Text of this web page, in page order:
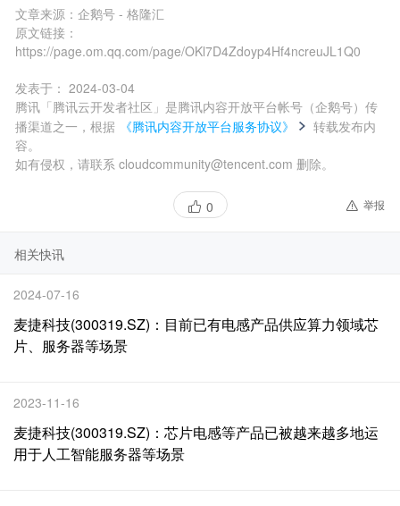
文章来源： 企鹅号 - 格隆汇
原文链接：
https://page.om.qq.com/page/OKl7D4Zdoyp4Hf4ncreuJL1Q0
发表于： 2024-03-04
腾讯「腾讯云开发者社区」是腾讯内容开放平台帐号（企鹅号）传
播渠道之一，根据
《腾讯内容开放平台服务协议》
转载发布内
容。
如有侵权，请联系 cloudcommunity@tencent.com 删除。
0 举报
相关快讯
2024-07-16
麦捷科技(300319.SZ)：目前已有电感产品供应算力领域芯
片、服务器等场景
2023-11-16
麦捷科技(300319.SZ)：芯片电感等产品已被越来越多地运
用于人工智能服务器等场景